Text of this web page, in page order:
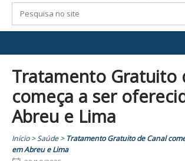
Tratamento Gratuito
começa a ser
Abreu e Lima
Início>Saúde> Tratamento Gratuito de Canal
em Abreu e Lima